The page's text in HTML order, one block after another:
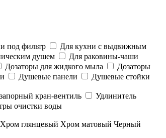
под фильтр
Для кухни с выдвижным
душем
Для раковины-чаши
Дозаторы для жидкого мыла
Дозаторы
Душевые панели
Душевые стойки
кран-вентиль
Удлинитель
очистки воды
Хром глянцевый Хром матовый Черный